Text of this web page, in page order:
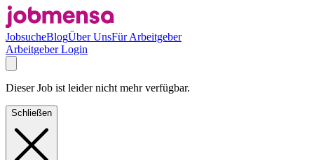
JobsucheBlogÜber UnsFür Arbeitgeber
Arbeitgeber Login
Dieser Job ist leider nicht mehr verfügbar.
Schließen